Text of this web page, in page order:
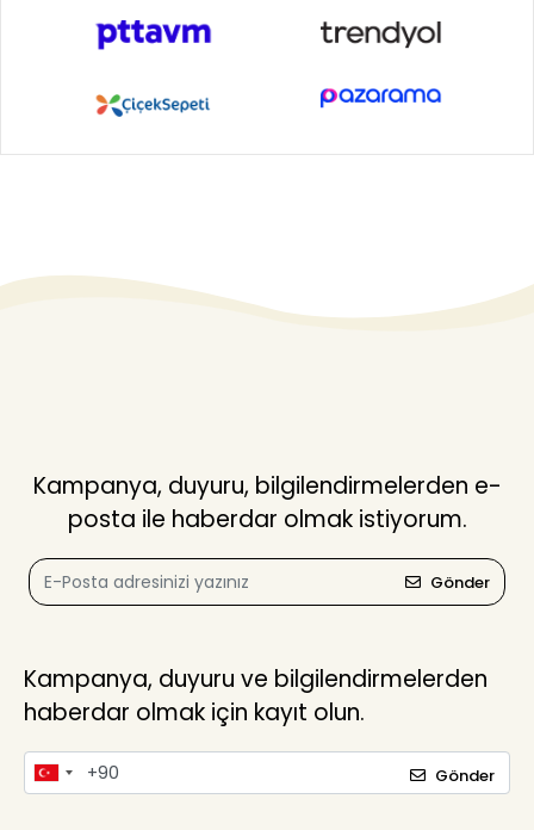
Kampanya, duyuru, bilgilendirmelerden e-
posta ile haberdar olmak istiyorum.
Gönder
Kampanya, duyuru ve bilgilendirmelerden
haberdar olmak için kayıt olun.
Gönder